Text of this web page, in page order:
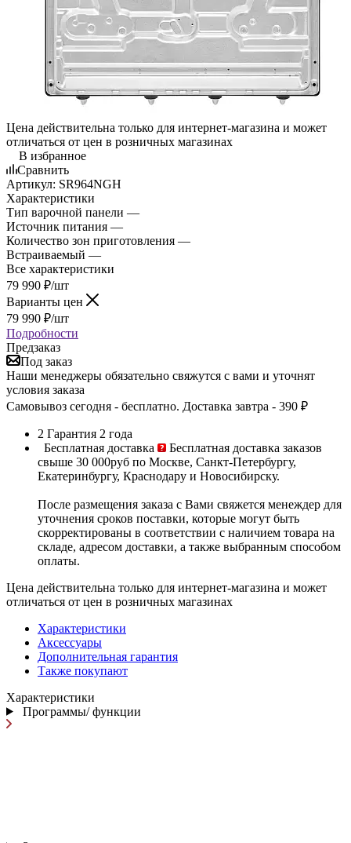
Цена действительна только для интернет-магазина и может
отличаться от цен в розничных магазинах
В избранное
Сравнить
Артикул: SR964NGH
Характеристики
Тип варочной панели —
Источник питания —
Количество зон приготовления —
Встраиваемый —
Все характеристики
79 990 ₽/шт
Варианты цен
79 990 ₽/шт
Подробности
Предзаказ
Под заказ
Наши менеджеры обязательно свяжутся с вами и уточнят
условия заказа
Самовывоз сегодня - бесплатно. Доставка завтра - 390 ₽
2 Гарантия 2 года
Бесплатная доставка
Бесплатная доставка заказов
свыше 30 000руб по Москве, Санкт-Петербургу,
Екатеринбургу, Краснодару и Новосибирску.
После размещения заказа с Вами свяжется менеждер для
уточнения сроков поставки, которые могут быть
скорректированы в соответствии с наличием товара на
складе, адресом доставки, а также выбранным способом
оплаты.
Цена действительна только для интернет-магазина и может
отличаться от цен в розничных магазинах
Характеристики
Аксессуары
Дополнительная гарантия
Также покупают
Характеристики
Программы/ функции